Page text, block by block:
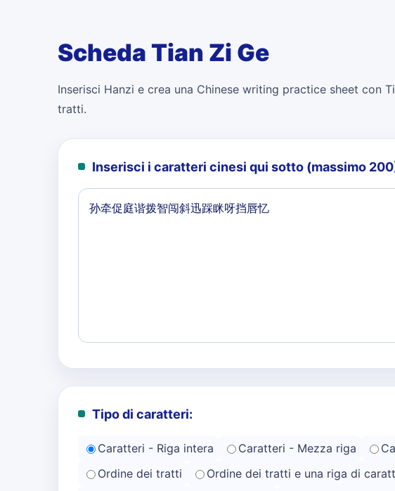
Scheda Tian Zi Ge
Inserisci Hanzi e crea una Chinese writing practice sheet con
tratti.
Inserisci i caratteri cinesi qui sotto (massimo
Tipo di caratteri:
Caratteri - Riga intera Caratteri - Mezza riga
Ordine dei tratti
Ordine dei tratti e una riga di